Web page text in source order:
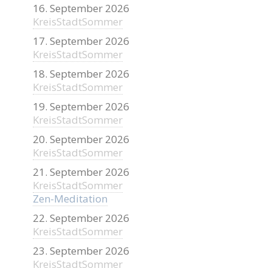
16. September 2026
KreisStadtSommer
17. September 2026
KreisStadtSommer
18. September 2026
KreisStadtSommer
19. September 2026
KreisStadtSommer
20. September 2026
KreisStadtSommer
21. September 2026
KreisStadtSommer
Zen-Meditation
22. September 2026
KreisStadtSommer
23. September 2026
KreisStadtSommer